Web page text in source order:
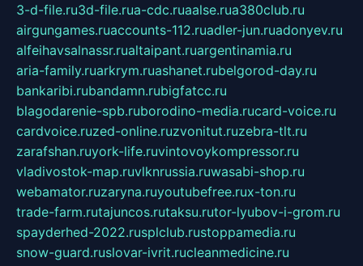
3-d-file.ru3d-file.rua-cdc.ruaalse.rua380club.ru
airgungames.ruaccounts-112.ruadler-jun.ruadonyev.ru
alfeihavsalnassr.rualtaipant.ruargentinamia.ru
aria-family.ruarkrym.ruashanet.rubelgorod-day.ru
bankaribi.rubandamn.rubigfatcc.ru
blagodarenie-spb.ruborodino-media.rucard-voice.ru
cardvoice.ruzed-online.ruzvonitut.ruzebra-tlt.ru
zarafshan.ruyork-life.ruvintovoykompressor.ru
vladivostok-map.ruvlknrussia.ruwasabi-shop.ru
webamator.ruzaryna.ruyoutubefree.rux-ton.ru
trade-farm.rutajuncos.rutaksu.rutor-lyubov-i-grom.ru
spayderhed-2022.rusplclub.rustoppamedia.ru
snow-guard.ruslovar-ivrit.rucleanmedicine.ru